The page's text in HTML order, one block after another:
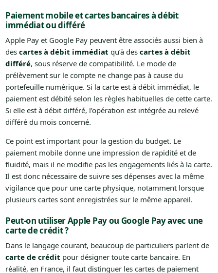
Paiement mobile et cartes bancaires à débit
immédiat ou différé
Apple Pay et Google Pay peuvent être associés aussi bien à
des cartes à débit immédiat qu’à des cartes à débit
différé, sous réserve de compatibilité. Le mode de
prélèvement sur le compte ne change pas à cause du
portefeuille numérique. Si la carte est à débit immédiat, le
paiement est débité selon les règles habituelles de cette carte.
Si elle est à débit différé, l’opération est intégrée au relevé
différé du mois concerné.
Ce point est important pour la gestion du budget. Le
paiement mobile donne une impression de rapidité et de
fluidité, mais il ne modifie pas les engagements liés à la carte.
Il est donc nécessaire de suivre ses dépenses avec la même
vigilance que pour une carte physique, notamment lorsque
plusieurs cartes sont enregistrées sur le même appareil.
Peut-on utiliser Apple Pay ou Google Pay avec une
carte de crédit ?
Dans le langage courant, beaucoup de particuliers parlent de
carte de crédit pour désigner toute carte bancaire. En
réalité, en France, il faut distinguer les cartes de paiement